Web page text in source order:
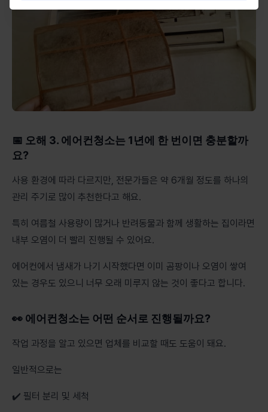
📅 오해 3. 에어컨청소는 1년에 한 번이면 충분할까
요?
사용 환경에 따라 다르지만, 전문가들은 약 6개월 정도를 하나의
관리 주기로 많이 추천한다고 해요.
특히 여름철 사용량이 많거나 반려동물과 함께 생활하는 집이라면
내부 오염이 더 빨리 진행될 수 있어요.
에어컨에서 냄새가 나기 시작했다면 이미 곰팡이나 오염이 쌓여
있는 경우도 있으니 너무 오래 미루지 않는 것이 좋다고 합니다.
👀 에어컨청소는 어떤 순서로 진행될까요?
작업 과정을 알고 있으면 업체를 비교할 때도 도움이 돼요.
일반적으로는
✔️ 필터 분리 및 세척